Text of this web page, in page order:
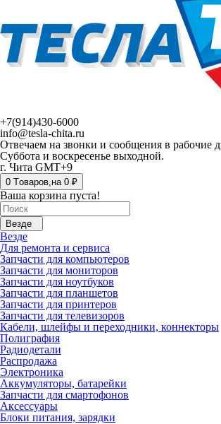
+7(914)430-6000
info@tesla-chita.ru
Отвечаем на звонки и сообщения в рабочие
Суббота и воскресенье выходной.
г. Чита GMT+9
0 Tоваров,на 0 ₽
Ваша корзина пуста!
Везде
Везде
Для ремонта и сервиса
Запчасти для компьютеров
Запчасти для мониторов
Запчасти для ноутбуков
Запчасти для планшетов
Запчасти для принтеров
Запчасти для телевизоров
Кабели, шлейфы и переходники, коннекторы
Полиграфия
Радиодетали
Распродажа
Электроника
Аккумуляторы, батарейки
Запчасти для смартофонов
Аксессуары
Блоки питания, зарядки